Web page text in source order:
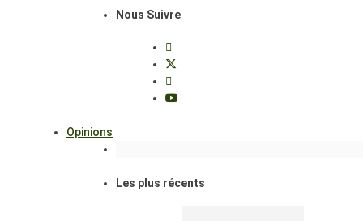
Nous Suivre
Opinions
Les plus récents